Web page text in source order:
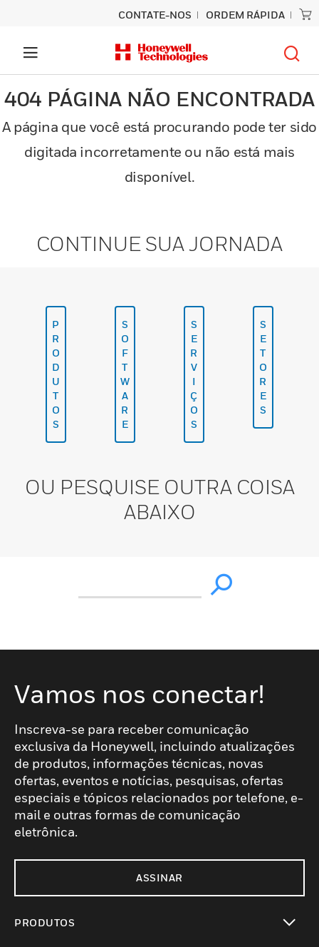
CONTATE-NOS ORDEM RÁPIDA
404 PÁGINA NÃO ENCONTRADA
A página que você está procurando pode ter sido
digitada incorretamente ou não está mais
disponível.
CONTINUE SUA JORNADA
P
R
O
D
U
T
O
S
S
O
F
T
W
A
R
E
S
E
R
V
I
Ç
O
S
S
E
T
O
R
E
S
OU PESQUISE OUTRA COISA
ABAIXO
Vamos nos conectar!
Inscreva-se para receber comunicação
exclusiva da Honeywell, incluindo atualizações
de produtos, informações técnicas, novas
ofertas, eventos e notícias, pesquisas, ofertas
especiais e tópicos relacionados por telefone, e-
mail e outras formas de comunicação
eletrônica.
ASSINAR
PRODUTOS